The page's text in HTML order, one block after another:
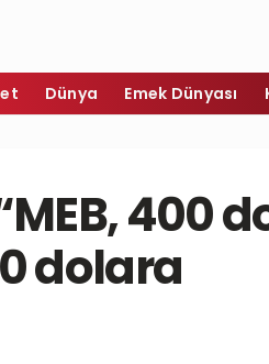
Dünya Emek Dünyası
400
dolara